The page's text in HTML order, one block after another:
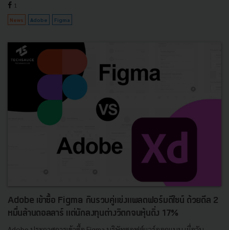
1
News Adobe Figma
Adobe เข้าซื้อ Figma กินรวบคู่แข่งแพลตฟอร์มดีไซน์ ด้วยดีล 2
หมื่นล้านดอลลาร์ แต่นักลงทุนต่างวิตกจนหุ้นดิ่ง 17%